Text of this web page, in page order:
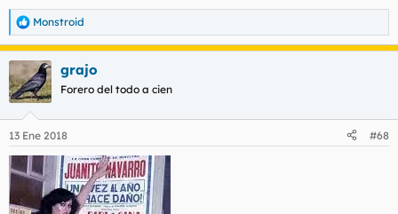
R
e
c
i
e
s
:
Monstroid
grajo
Forero del todo a cien
13 Ene 2018 #68